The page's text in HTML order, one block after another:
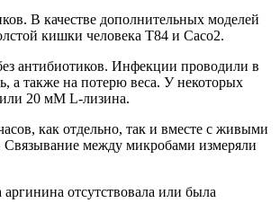
В качестве дополнительных моделей
кишки человека T84 и Caco2.
антибиотиков. Инфекции проводили в
а также на потерю веса. У некоторых
20 мМ L-лизина.
как отдельно, так и вместе с живыми
Связывание между микробами измеряли
отсутствовала или была